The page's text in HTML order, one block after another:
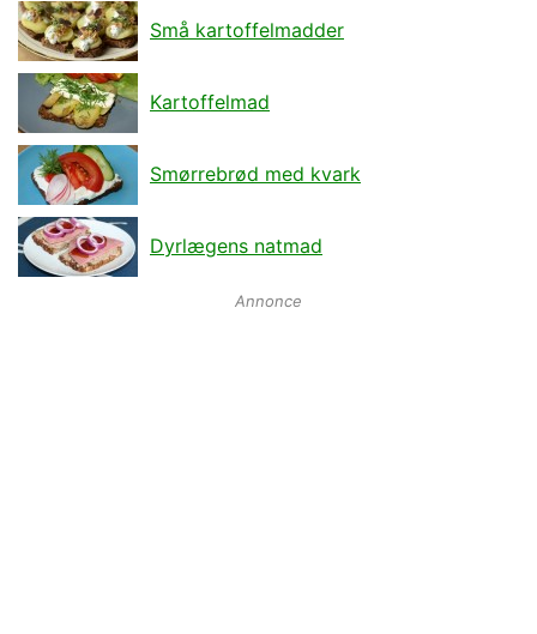
Små kartoffelmadder
Kartoffelmad
Smørrebrød med kvark
Dyrlægens natmad
Annonce